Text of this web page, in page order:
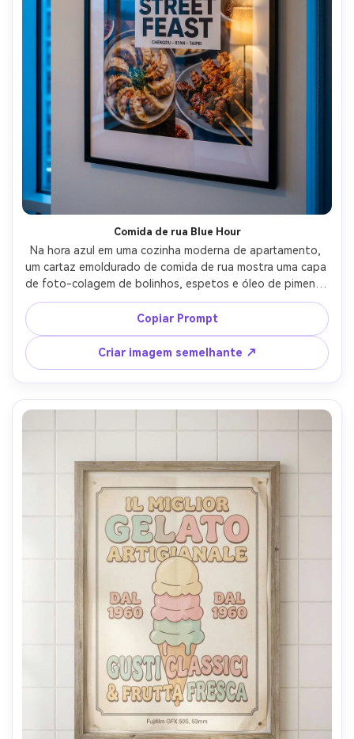
Comida de rua Blue Hour
Na hora azul em uma cozinha moderna de apartamento,
um cartaz emoldurado de comida de rua mostra uma capa
de foto-colagem de bolinhos, espetos e óleo de pimenta
com tipografia de título em negrito e texto de
localização pequena, luz ambiente fresca mais lâmpada
prática quente, Nikon Z8, 50mm, ângulo leve, reflexos
realistas de vidro, superfície de impressão nítida, sombras
naturais-AR 4:5
Copiar Prompt
Criar imagem semelhante ↗